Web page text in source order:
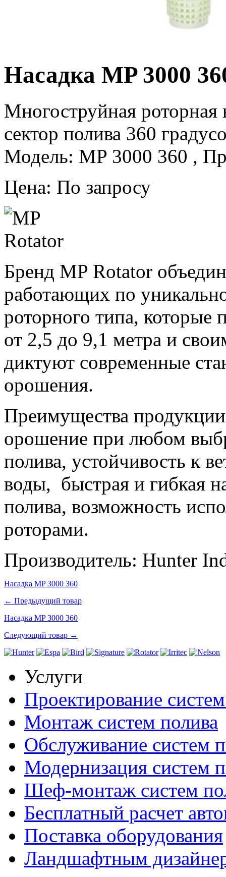
Насадка MP 3000
Многоструйная роторная
сектор полива 360
Модель: MP 3000 360 ,
Цена: По запросу
Бренд MP Rotator
работающих по
роторного типа, которые
от 2,5 до 9,1 метра и
диктуют современные
орошения.
Преимущества
орошение при любом
полива, устойчивость к
воды, быстрая и гибкая
полива, возможность
роторами.
Производитель: Hunter
Насадка MP 3000 360
← Предыдущий товар
Насадка MP 3000 360
Следующий товар →
Услуги
Проектирование
Монтаж систем полива
Обслуживание систем
Модернизация систем
Шеф-монтаж систем
Бесплатный расчет
Поставка оборудования
Ландшафтным